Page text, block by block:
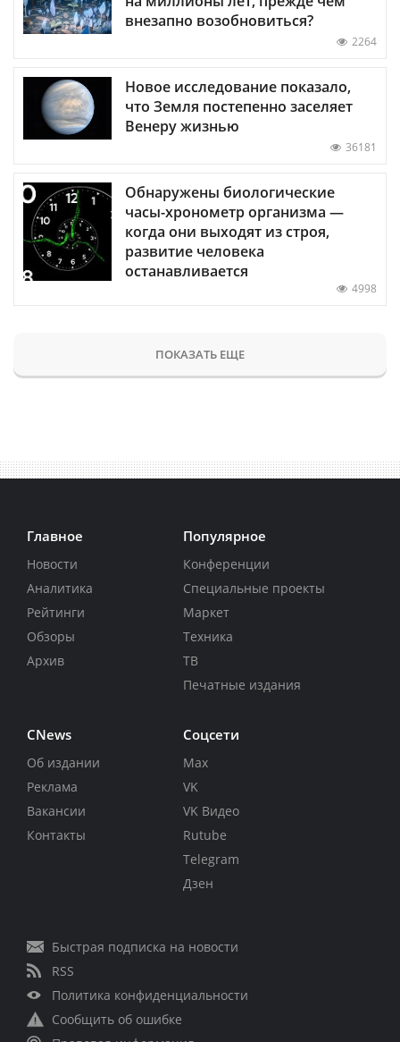
внезапно возобновиться?
2264
Новое исследование показало,
что Земля постепенно заселяет
Венеру жизнью
36181
Обнаружены биологические
часы-хронометр организма —
когда они выходят из строя,
развитие человека
останавливается
4998
ПОКАЗАТЬ ЕЩЕ
Главное
Новости
Аналитика
Рейтинги
Обзоры
Архив
Популярное
Конференции
Специальные проекты
Маркет
Техника
ТВ
Печатные издания
CNews
Об издании
Реклама
Вакансии
Контакты
Соцсети
Max
VK
VK Видео
Rutube
Telegram
Дзен
Быстрая подписка на новости
RSS
Политика конфиденциальности
Сообщить об ошибке